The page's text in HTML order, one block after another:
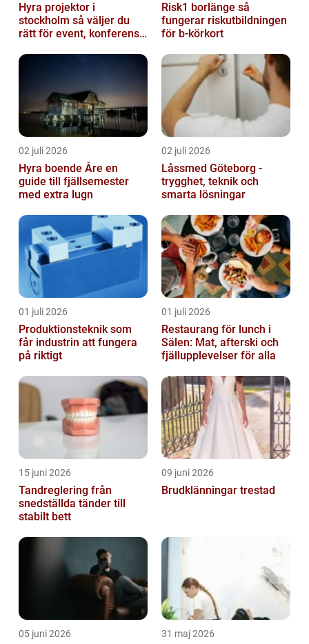
Hyra projektor i
stockholm så väljer du
rätt för event, konferens
Risk1 borlänge så
fungerar riskutbildningen
för b-körkort
02 juli 2026
Hyra boende Åre en
guide till fjällsemester
med extra lugn
02 juli 2026
Låssmed Göteborg -
trygghet, teknik och
smarta lösningar
01 juli 2026
Produktionsteknik som
får industrin att fungera
på riktigt
01 juli 2026
Restaurang för lunch i
Sälen: Mat, afterski och
fjällupplevelser för alla
15 juni 2026
Tandreglering från
snedställda tänder till
stabilt bett
09 juni 2026
Brudklänningar trestad
05 juni 2026 31 maj 2026